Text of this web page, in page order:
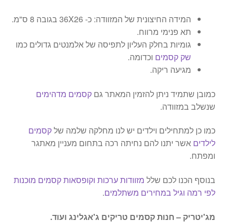
המידה החיצונית של המזוודה: כ- 36X26 בגובה 8 ס"מ.
תא פנימי מרווח.
גומיות בחלק העליון לתפיסה של אלמנטים גדולים כמו
שק קסמים וכדומה.
מגיעה ריקה.
כמובן שתמיד ניתן להזמין המאתר גם קסמים מדהימים
שנשלב במזוודה.
כמו כן למתחילים וילדים יש לנו מחלקה שלמה שלקסמים
לילדים אשר יתנו להם נחיתה רכה בתחום מעניין מאתגר
ומפתח.
בנוסף הכנו לכם שלל מזוודות ערכות וקופסאות קסמים מוכנות
לפי רמה וגיל במחירים משתלמים.
מג'יטריק – חנות קסמים טריקים ג'אגלינג ועוד.